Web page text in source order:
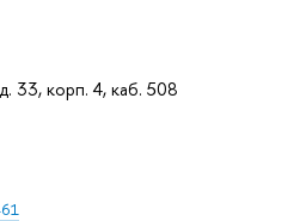
33, корп. 4, каб. 508